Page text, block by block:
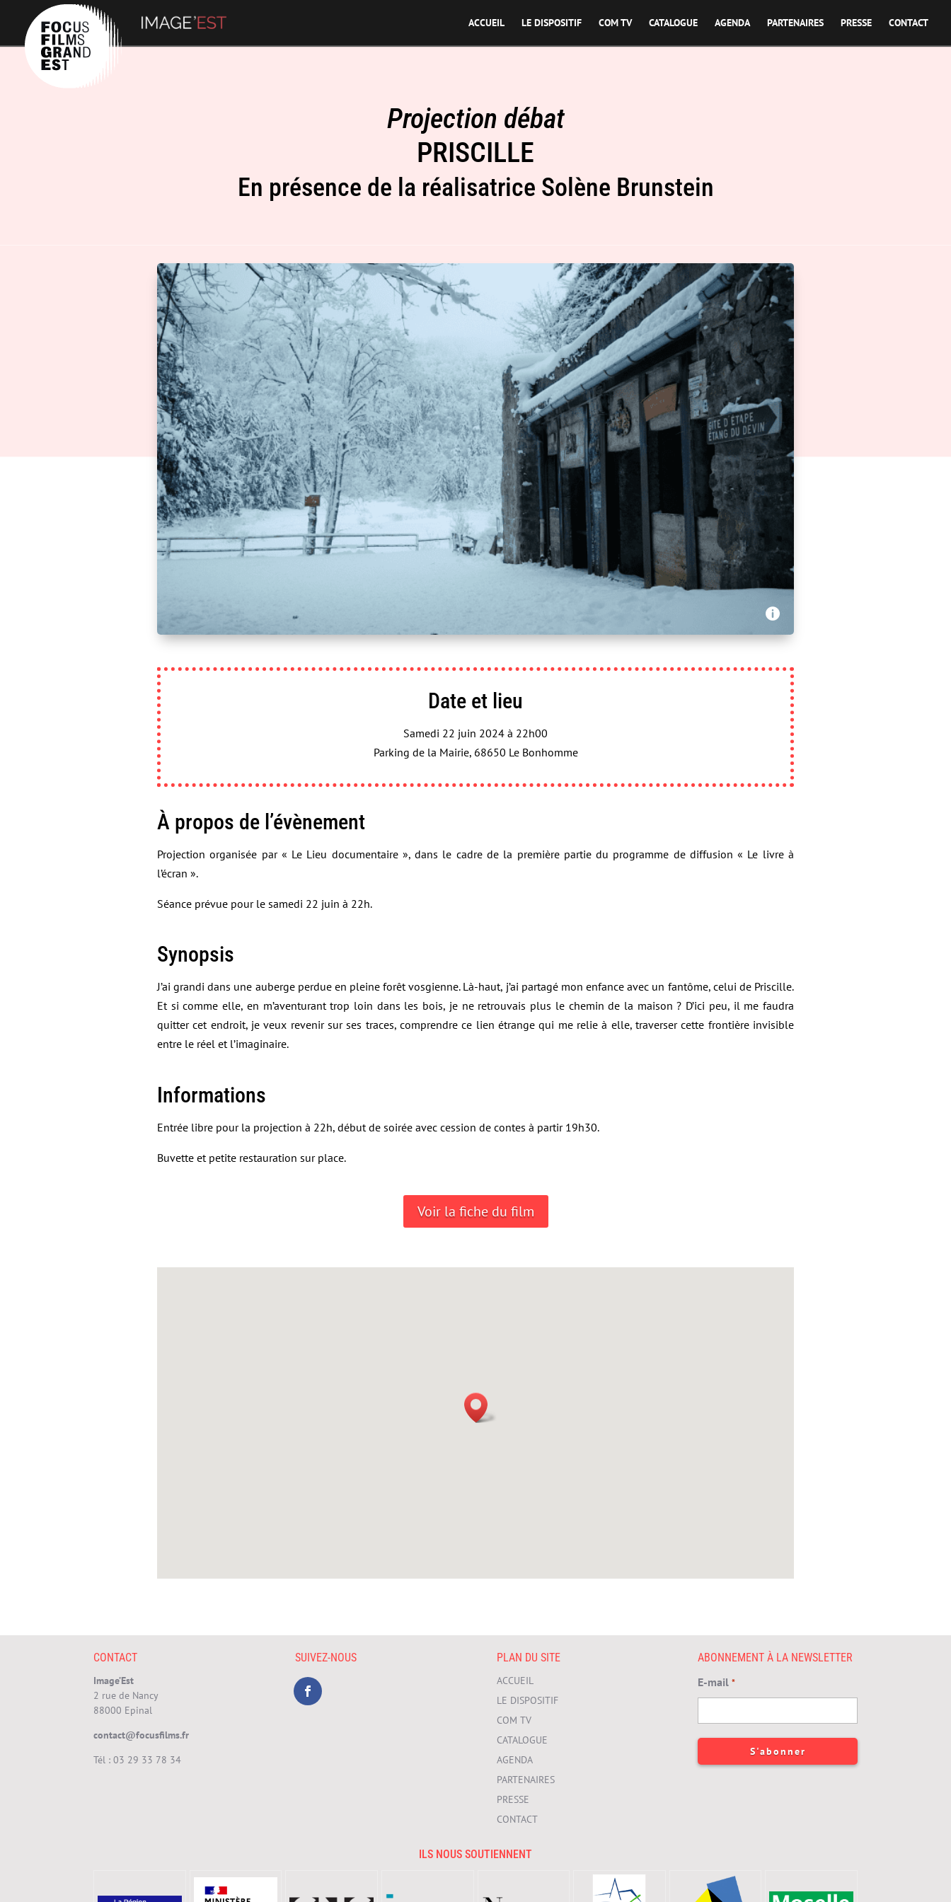
ACCUEIL LE DISPOSITIF COM TV CATALOGUE AGENDA PARTENAIRES PRESSE CONTACT
Projection débat
PRISCILLE
En présence de la réalisatrice Solène Brunstein

Date et lieu
Samedi 22 juin 2024 à 22h00
Parking de la Mairie, 68650 Le Bonhomme
À propos de l’évènement
Projection organisée par « Le Lieu documentaire », dans le cadre de la première partie du programme de diffusion « Le livre à
l’écran ».
Séance prévue pour le samedi 22 juin à 22h.
Synopsis
J’ai grandi dans une auberge perdue en pleine forêt vosgienne. Là-haut, j’ai partagé mon enfance avec un fantôme, celui de Priscille.
Et si comme elle, en m’aventurant trop loin dans les bois, je ne retrouvais plus le chemin de la maison ? D’ici peu, il me faudra
quitter cet endroit, je veux revenir sur ses traces, comprendre ce lien étrange qui me relie à elle, traverser cette frontière invisible
entre le réel et l’imaginaire.
Informations
Entrée libre pour la projection à 22h, début de soirée avec cession de contes à partir 19h30.
Buvette et petite restauration sur place.
Voir la fiche du film
CONTACT
Image’Est
2 rue de Nancy
88000 Epinal
contact@focusfilms.fr
Tél : 03 29 33 78 34
SUIVEZ-NOUS PLAN DU SITE
ACCUEIL
LE DISPOSITIF
COM TV
CATALOGUE
AGENDA
PARTENAIRES
PRESSE
CONTACT
ABONNEMENT À LA NEWSLETTER
E-mail *
ILS NOUS SOUTIENNENT